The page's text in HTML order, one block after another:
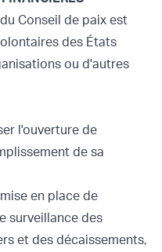
Conseil de paix est
des États
ou d'autres
l'ouverture de
de sa
en place de
surveillance des
et des décaissements,